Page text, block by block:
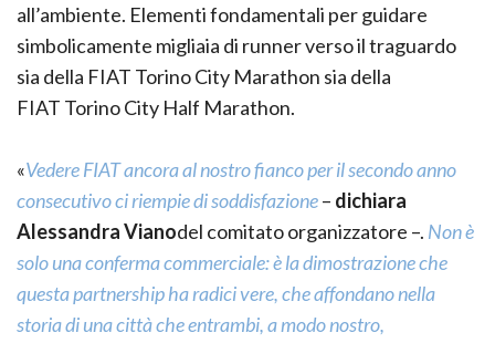
all’ambiente. Elementi fondamentali per guidare
simbolicamente migliaia di runner verso il traguardo
sia della FIAT Torino City Marathon sia della
FIAT Torino City Half Marathon.
«Vedere FIAT ancora al nostro fianco per il secondo anno
consecutivo ci riempie di soddisfazione– dichiara
Alessandra Vianodel comitato organizzatore –. Non è
solo una conferma commerciale: è la dimostrazione che
questa partnership ha radici vere, che affondano nella
storia di una città che entrambi, a modo nostro,